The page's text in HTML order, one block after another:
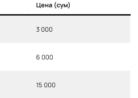
Цена (сум)
3 000
6 000
15 000